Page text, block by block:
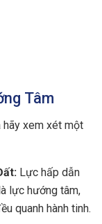
Tâm
hãy xem xét một
Lực hấp dẫn
lực hướng tâm,
quanh hành tinh.